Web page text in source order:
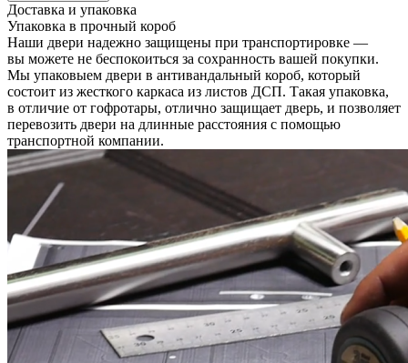
Доставка и упаковка
Упаковка в прочный короб
Наши двери надежно защищены при транспортировке —
вы можете не беспокоиться за сохранность вашей покупки.
Мы упаковыем двери в антивандальный короб, который
состоит из жесткого каркаса из листов ДСП. Такая упаковка,
в отличие от гофротары, отлично защищает дверь, и позволяет
перевозить двери на длинные расстояния с помощью
транспортной компании.